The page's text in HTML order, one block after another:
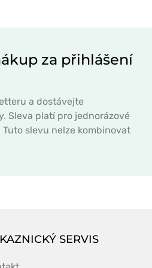
za přihlášení
a dostávejte
Sleva platí pro jednorázové
slevu nelze kombinovat
SERVIS